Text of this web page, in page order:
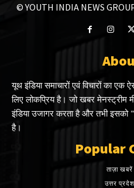
© YOUTH INDIA NEWS
यूथ इंडिया समाचारों एवं विचारों का
लिए लोकप्रिय है। जो खबर मेनस्ट्रीम
इंडिया उजागर करता है और तभी इसको
है।
Popular
ताज़ा खबरें
उत्तर प्रदेश